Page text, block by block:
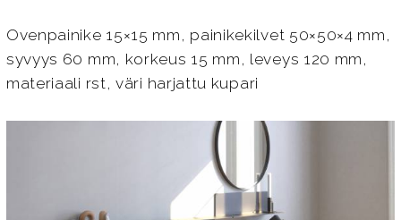
Ovenpainike 15×15 mm, painikekilvet 50×50×4 mm,
syvyys 60 mm, korkeus 15 mm, leveys 120 mm,
materiaali rst, väri harjattu kupari